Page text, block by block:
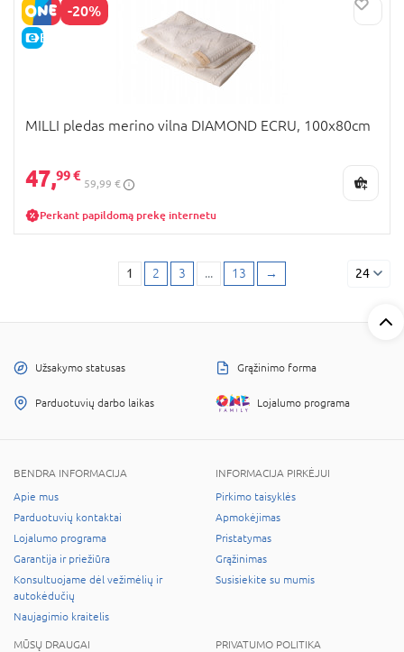
-20%
E-KAINA
MILLI pledas merino vilna DIAMOND ECRU, 100x80cm
47,99 €
59,99 €
Perkant papildomą prekę internetu
1 2 3 ... 13 → 24
Užsakymo statusas Grąžinimo forma
Parduotuvių darbo laikas Lojalumo programa
BENDRA INFORMACIJA
Apie mus
Parduotuvių kontaktai
Lojalumo programa
Garantija ir priežiūra
Konsultuojame dėl vežimėlių ir
autokėdučių
Naujagimio kraitelis
INFORMACIJA PIRKĖJUI
Pirkimo taisyklės
Apmokėjimas
Pristatymas
Grąžinimas
Susisiekite su mumis
MŪSŲ DRAUGAI
PRIVATUMO POLITIKA